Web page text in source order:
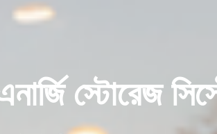
এনার্জি স্টোরেজ